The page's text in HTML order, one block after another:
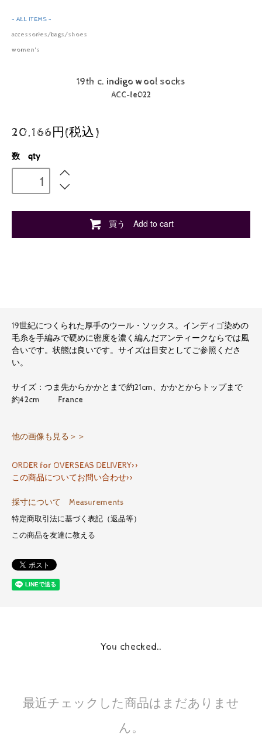
- ALL ITEMS -
accessories/bags/shoes
women's
19th c. indigo wool socks
ACC-le022
20,166円(税込)
数 qty
買う Add to cart
19世紀につくられた厚手のウール・ソックス。インディゴ染めの
毛糸を手編みで硬めに密度を濃く編んだアンティークならでは風
合いです。状態は良いです。サイズは目安としてご参照くださ
い。
サイズ：つま先からかかとまで約21cm、かかとからトップまで
約42cm France
他の画像も見る＞＞
ORDER for OVERSEAS DELIVERY>>
この商品についてお問い合わせ>>
採寸について Measurements
特定商取引法に基づく表記（返品等）
この商品を友達に教える
You checked..
最近チェックした商品はまだありませ
ん。